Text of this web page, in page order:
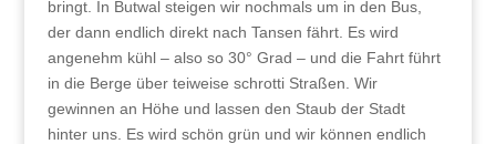
bringt. In Butwal steigen wir nochmals um in den Bus,
der dann endlich direkt nach Tansen fährt. Es wird
angenehm kühl – also so 30° Grad – und die Fahrt führt
in die Berge über teiweise schrotti Straßen. Wir
gewinnen an Höhe und lassen den Staub der Stadt
hinter uns. Es wird schön grün und wir können endlich